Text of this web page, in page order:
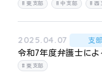
東支部 中支部 西
2025.04.07 支
令和7年度弁護士に
東支部